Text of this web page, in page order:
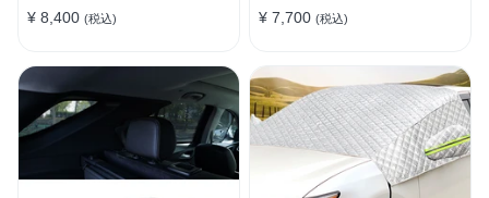
¥ 8,400 (税込) ¥ 7,700 (税込)